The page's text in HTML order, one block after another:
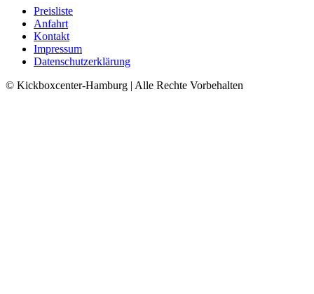
Preisliste
Anfahrt
Kontakt
Impressum
Datenschutzerklärung
© Kickboxcenter-Hamburg | Alle Rechte Vorbehalten